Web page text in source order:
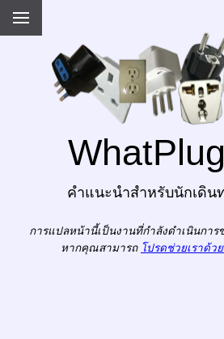
คำแนะนำสำหรับนักเดิน
การแปลหน้านี้เป็นงานที่กำลังดำเนินกา
หากคุณสามารถ โปรดช่วยเราด้ว